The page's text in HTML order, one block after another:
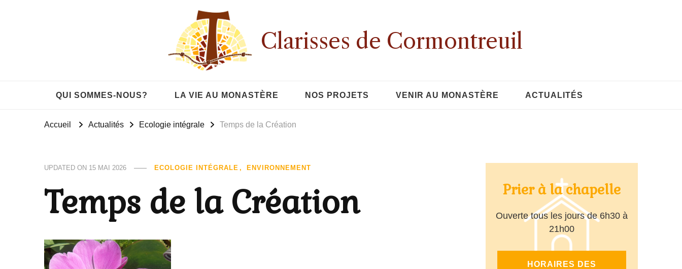
Clarisses de Cormontreuil
QUI SOMMES-NOUS? LA VIE AU MONASTÈRE NOS PROJETS VENIR AU MONASTÈRE ACTUALITÉS
Accueil Actualités Ecologie intégrale Temps de la Création
UPDATED ON 15 MAI 2026 ECOLOGIE INTÉGRALE ENVIRONNEMENT
Temps de la Création Prier à la chapelle
Ouverte tous les jours de 6h30 à
21h00
HORAIRES DES